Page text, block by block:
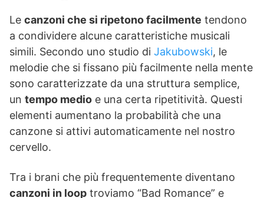
Le canzoni che si ripetono facilmente tendono
a condividere alcune caratteristiche musicali
simili. Secondo uno studio di Jakubowski, le
melodie che si fissano più facilmente nella mente
sono caratterizzate da una struttura semplice,
un tempo medio e una certa ripetitività. Questi
elementi aumentano la probabilità che una
canzone si attivi automaticamente nel nostro
cervello.
Tra i brani che più frequentemente diventano
canzoni in loop troviamo “Bad Romance” e